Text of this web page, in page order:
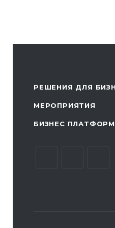
РЕШЕНИЯ ДЛЯ
МЕРОПРИЯТИЯ
БИЗНЕС